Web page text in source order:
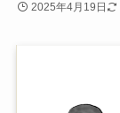
2025年4月19日